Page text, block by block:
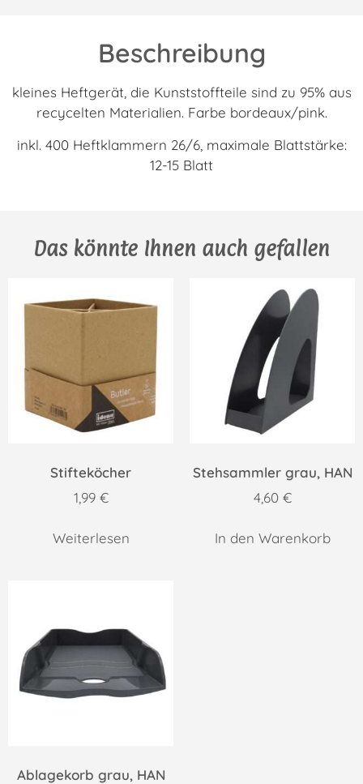
Beschreibung
kleines Heftgerät, die Kunststoffteile sind zu 95% aus
recycelten Materialien. Farbe bordeaux/pink.
inkl. 400 Heftklammern 26/6, maximale Blattstärke:
12-15 Blatt
Das könnte Ihnen auch gefallen
Stifteköcher
1,99 €
Weiterlesen
Stehsammler grau, HAN
4,60 €
In den Warenkorb
Ablagekorb grau, HAN